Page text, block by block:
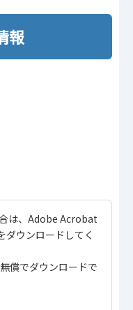
報
は、Adobe Acrobat
ウンロードしてく
償でダウンロードで